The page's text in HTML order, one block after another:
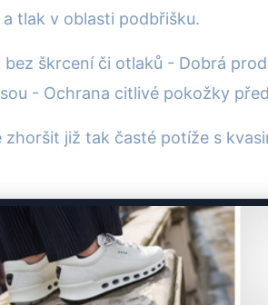
tlak v oblasti podbřišku.
škrcení či otlaků - Dobrá
- Ochrana citlivé pokožky
již tak časté potíže s